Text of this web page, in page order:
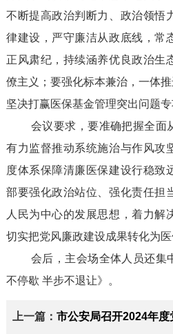
不断提高政治判断力、政治领悟
律建设，严守廉洁从政底线，常
正风肃纪，持续涵养优良政治生
僚主义；要强化标本兼治，一体推
坚决打赢医保基金管理突出问题专
会议要求，要准确把握全面
有力监督推动系统施治与作风攻
度体系保障清廉医保建设行稳致
部要强化政治站位、强化责任担
人民为中心的发展思想，着力解
切实把党风廉政建设成果转化为医
会后，主会场全体人员还集
不停歇 半步不退让》。
上一篇： 市公安局召开2024年度党组织